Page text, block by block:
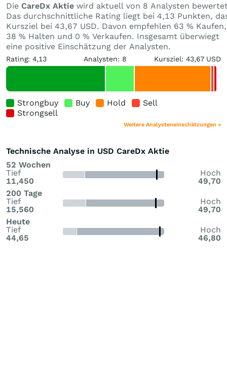
Die CareDx Aktie wird aktuell von 8 Analysten
Das durchschnittliche Rating liegt bei 4,13 Punkten,
Kursziel bei 43,67 USD. Davon empfehlen 63 % Kaufen,
38 % Halten und 0 % Verkaufen. Insgesamt überwiegt
eine positive Einschätzung der Analysten.
Rating: 4,13 Analysten: 8 Kursziel: 43,67 USD
Strongbuy Buy Hold
Sell
Strongsell
Weitere Analysteneinschätzungen »
Technische Analyse in USD CareDx Aktie
52 Wochen
Tief
11,450
Hoch
49,70
200 Tage
Tief
15,560
Hoch
49,70
Heute
Tief
44,65
Hoch
46,80